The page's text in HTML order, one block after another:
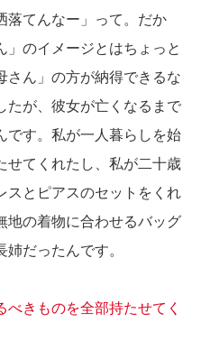
落てんなー」って。だか
」のイメージとはちょっと
さん」の方が納得できるな
たが、彼女が亡くなるまで
です。私が一人暮らしを始
せてくれたし、私が二十歳
スとピアスのセットをくれ
地の着物に合わせるバッグ
だったんです。
きものを全部持たせてく